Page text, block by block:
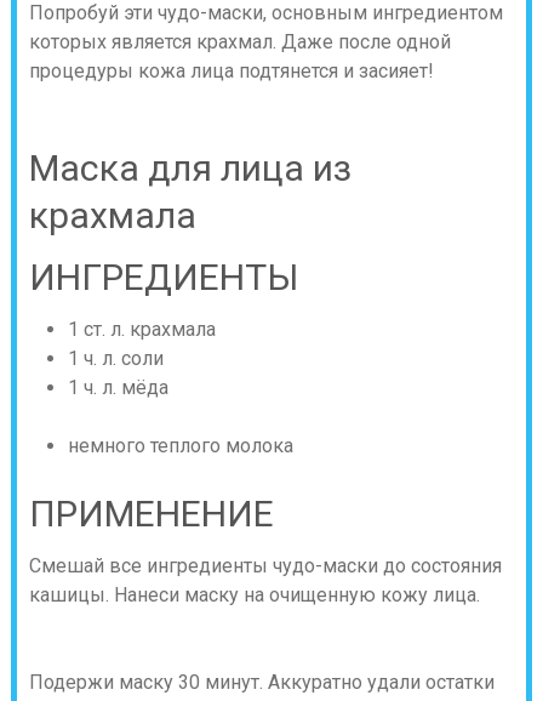
Попробуй эти чудо-маски, основным ингредиентом
которых является крахмал. Даже после одной
процедуры кожа лица подтянется и засияет!
Маска для лица из
крахмала
ИНГРЕДИЕНТЫ
1 ст. л. крахмала
1 ч. л. соли
1 ч. л. мёда
немного теплого молока
ПРИМЕНЕНИЕ
Смешай все ингредиенты чудо-маски до состояния
кашицы. Нанеси маску на очищенную кожу лица.
Подержи маску 30 минут. Аккуратно удали остатки